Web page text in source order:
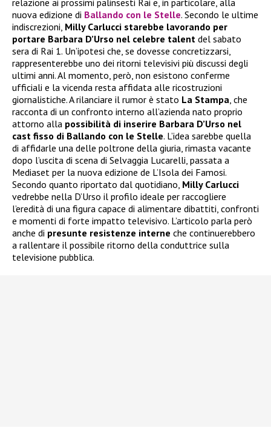
relazione ai prossimi palinsesti Rai e, in particolare, alla
nuova edizione di Ballando con le Stelle. Secondo le ultime
indiscrezioni, Milly Carlucci starebbe lavorando per
portare Barbara D’Urso nel celebre talent del sabato
sera di Rai 1. Un’ipotesi che, se dovesse concretizzarsi,
rappresenterebbe uno dei ritorni televisivi più discussi degli
ultimi anni. Al momento, però, non esistono conferme
ufficiali e la vicenda resta affidata alle ricostruzioni
giornalistiche. A rilanciare il rumor è stato La Stampa, che
racconta di un confronto interno all’azienda nato proprio
attorno alla possibilità di inserire Barbara D’Urso nel
cast fisso di Ballando con le Stelle. L’idea sarebbe quella
di affidarle una delle poltrone della giuria, rimasta vacante
dopo l’uscita di scena di Selvaggia Lucarelli, passata a
Mediaset per la nuova edizione de L’Isola dei Famosi.
Secondo quanto riportato dal quotidiano, Milly Carlucci
vedrebbe nella D’Urso il profilo ideale per raccogliere
l’eredità di una figura capace di alimentare dibattiti, confronti
e momenti di forte impatto televisivo. L’articolo parla però
anche di presunte resistenze interne che continuerebbero
a rallentare il possibile ritorno della conduttrice sulla
televisione pubblica.